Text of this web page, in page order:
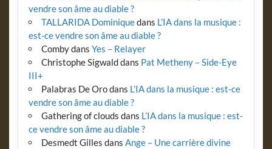
vendre son âme au diable ?
TALLARIDA Dominiquedans L’IA dans la musique :
est-ce vendre son âme au diable ?
Combydans Yes – Relayer
Christophe Sigwalddans Pat Metheny – Side-Eye
III+
Palabras De Orodans L’IA dans la musique : est-ce
vendre son âme au diable ?
Gathering of clouds dans L’IA dans la musique : est-
ce vendre son âme au diable ?
Desmedt Gilles dans Ange – Une carrière divine